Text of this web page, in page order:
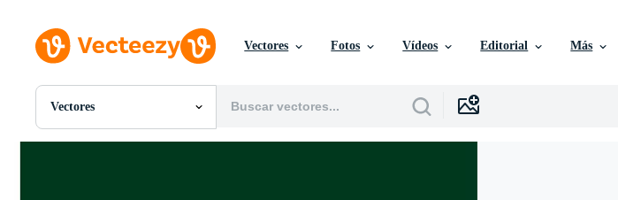
Vectores Fotos Vídeos Editorial Más
Vectores
Todas Imágenes